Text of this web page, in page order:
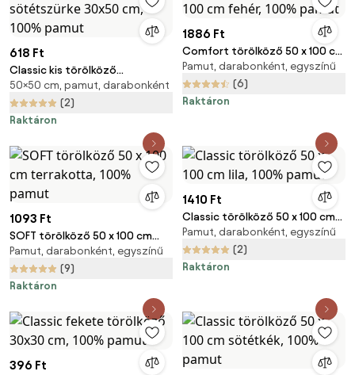
618 Ft
Classic kis törölköző
sötétszürke 30x50 cm, 100%
pamut
50×50 cm, pamut, darabonként
(2)
Raktáron
1886 Ft
Comfort törölköző 50 x 100 cm
fehér, 100% pamut
Pamut, darabonként, egyszínű
(6)
Raktáron
1093 Ft
SOFT törölköző 50 x 100 cm
terrakotta, 100% pamut
Pamut, darabonként, egyszínű
(9)
Raktáron
1410 Ft
Classic törölköző 50 x 100 cm
lila, 100% pamut
Pamut, darabonként, egyszínű
(2)
Raktáron
396 Ft